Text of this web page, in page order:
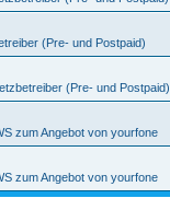
(Pre- und Postpaid)
(Pre- und Postpaid)
zum Angebot von yourfone
zum Angebot von yourfone